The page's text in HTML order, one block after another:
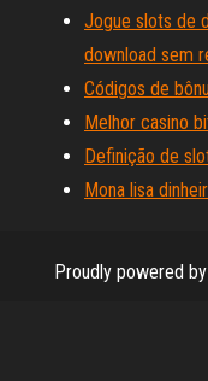
Jogue slots de
download sem
Códigos de
Melhor casino
Definição de
Mona lisa
Proudly powered by